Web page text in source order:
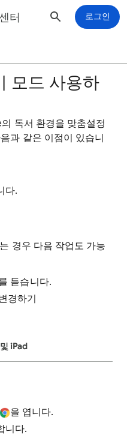
터 로그인
모드 사용하
독서 환경을 맞춤설정
과 같은 이점이 있습니
다.
경우 다음 작업도 가능
듣습니다.
경하기
iPad
을 엽니다.
니다.